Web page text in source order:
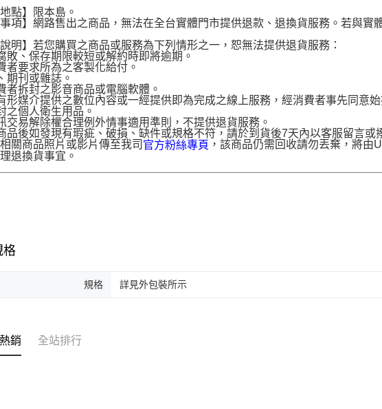
點】限本島。
項】網路售出之商品，無法在全台實體門市提供退款、退換貨服務。若與實
明】若您購買之商品或服務為下列情形之一，恕無法提供退貨服務：
敗、保存期限較短或解約時即將逾期。
者要求所為之客製化給付。
期刊或雜誌。
者拆封之影音商品或電腦軟體。
形媒介提供之數位內容或一經提供即為完成之線上服務，經消費者事先同意始
之個人衛生用品。
交易解除權合理例外情事適用準則，不提供退貨服務。
品後如發現有瑕疵、破損、缺件或規格不符，請於到貨後7天內以客服留言或
關商品照片或影片傳至我司 官方粉絲專頁 ，該商品仍需回收請勿丟棄，將由
退換貨事宜。
格
規格 詳見外包裝所示
銷 全站排行